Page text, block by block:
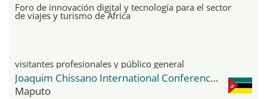
Foro de innovación digital y tecnología para el sector
de viajes y turismo de África
visitantes profesionales y público general
Joaquim Chissano International Conference Centre
Maputo